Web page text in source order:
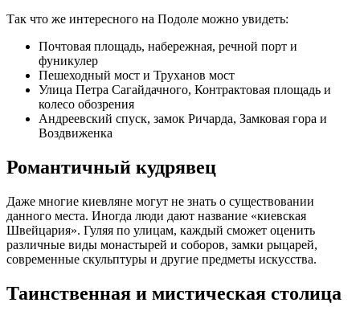
Так что же интересного на Подоле можно увидеть:
Почтовая площадь, набережная, речной порт и
фуникулер
Пешеходный мост и Труханов мост
Улица Петра Сагайдачного, Контрактовая площадь и
колесо обозрения
Андреевский спуск, замок Ричарда, Замковая гора и
Воздвиженка
Романтичный кудрявец
Даже многие киевляне могут не знать о существовании
данного места. Иногда люди дают название «киевская
Швейцария». Гуляя по улицам, каждый сможет оценить
различные виды монастырей и соборов, замки рыцарей,
современные скульптуры и другие предметы искусства.
Таинственная и мистическая столица